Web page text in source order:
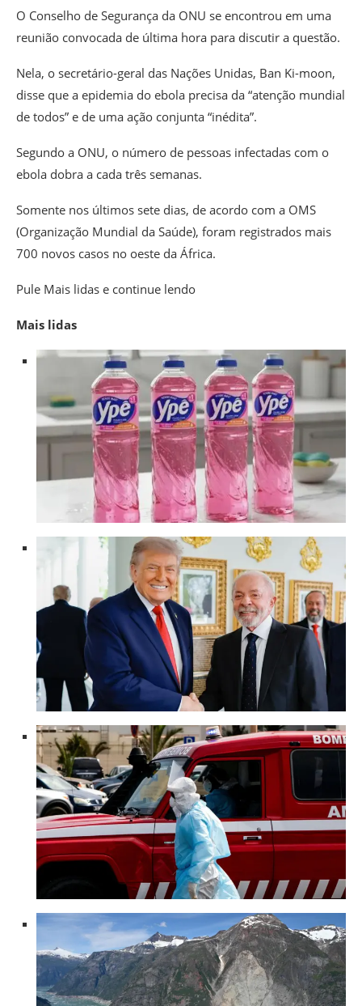
O Conselho de Segurança da ONU se encontrou em uma
reunião convocada de última hora para discutir a questão.
Nela, o secretário-geral das Nações Unidas, Ban Ki-moon,
disse que a epidemia do ebola precisa da “atenção mundial
de todos” e de uma ação conjunta “inédita”.
Segundo a ONU, o número de pessoas infectadas com o
ebola dobra a cada três semanas.
Somente nos últimos sete dias, de acordo com a OMS
(Organização Mundial da Saúde), foram registrados mais
700 novos casos no oeste da África.
Pule Mais lidas e continue lendo
Mais lidas